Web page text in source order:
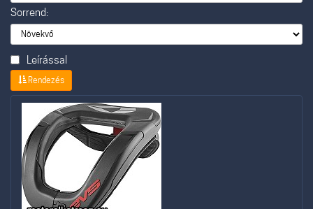
Sorrend:
Leírással
Rendezés